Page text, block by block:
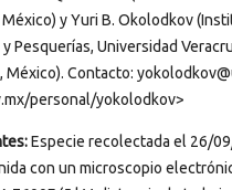
y Yuri B. Okolodkov
Pesquerías, Universidad
México). Contacto:
personal/yokolodkov>
Especie recolectada el 26/
con un microscopio